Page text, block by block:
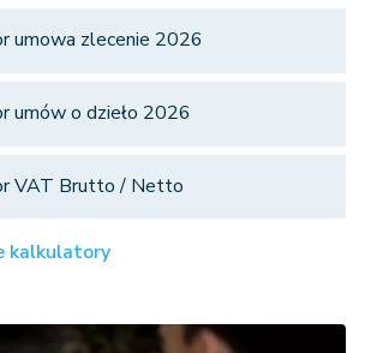
umowa zlecenie 2026
umów o dzieło 2026
VAT Brutto / Netto
kalkulatory